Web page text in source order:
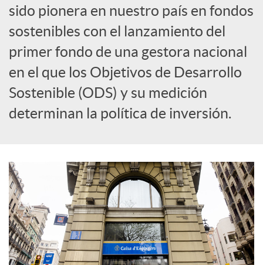
n
t
e
i
d
o
sido pionera en nuestro país en fondos
sostenibles con el lanzamiento del
primer fondo de una gestora nacional
en el que los Objetivos de Desarrollo
Sostenible (ODS) y su medición
determinan la política de inversión.